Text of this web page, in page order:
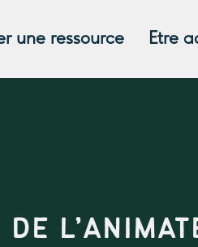
une ressource Etre